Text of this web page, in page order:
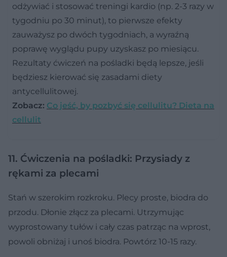
odżywiać i stosować treningi kardio (np. 2-3 razy w
tygodniu po 30 minut), to pierwsze efekty
zauważysz po dwóch tygodniach, a wyraźną
poprawę wyglądu pupy uzyskasz po miesiącu.
Rezultaty ćwiczeń na pośladki będą lepsze, jeśli
będziesz kierować się zasadami diety
antycellulitowej.
Zobacz: Co jeść, by pozbyć się cellulitu? Dieta na
cellulit
11. Ćwiczenia na pośladki: Przysiady z
rękami za plecami
Stań w szerokim rozkroku. Plecy proste, biodra do
przodu. Dłonie złącz za plecami. Utrzymując
wyprostowany tułów i cały czas patrząc na wprost,
powoli obniżaj i unoś biodra. Powtórz 10-15 razy.